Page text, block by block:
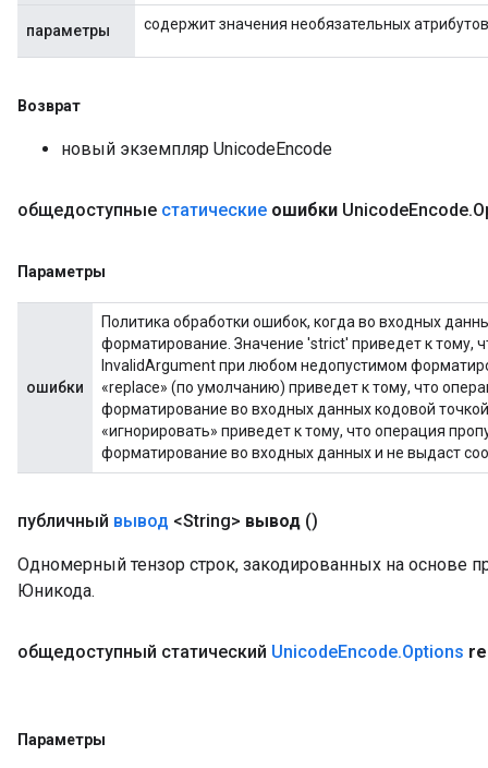
параметры содержит значения необязательных атрибутов
Возврат
новый экземпляр UnicodeEncode
общедоступные статические ошибки UnicodeEncode.
Параметры
ошибки
Политика обработки ошибок, когда во входных
форматирование. Значение 'strict' приведет к тому,
InvalidArgument при любом недопустимом
«replace» (по умолчанию) приведет к тому, что
форматирование во входных данных кодовой
«игнорировать» приведет к тому, что операция
форматирование во входных данных и не выдаст
публичный вывод <String> вывод ()
Одномерный тензор строк, закодированных на основе
Юникода.
общедоступный статический UnicodeEncode.Options
Параметры